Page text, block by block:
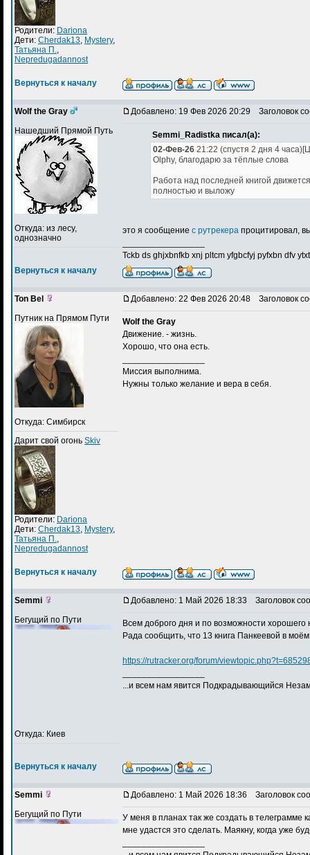
Родители: Dariona
Дети: Cherdak13 Mystery,
Татьяна П.
Nepredugadannost
Вернуться к началу
Wolf the Gray
Нашедший Прямой Путь
Откуда: из лесу,
однозначно
Добавлено: 19 Фев 2026 20:29 Заголовок
Semmi_Radistka писал(а):
02-Фев-2621:22 (спустя 2 дня 4
Olphy, благодарю за тёплые слова
Работа над последней книгой
полностью и выложу
это я сообщение с рутрекера процитировал,
Tckb ds ghjxbnfkb xnj pltcm yfgbcfyj pyfxbn dfv
Вернуться к началу
Ton Bel
Путник на Прямом Пути
Откуда: Симбирск
Дарит свой огонь Skiv
Родители: Dariona
Дети: Cherdak13 Mystery,
Татьяна П.
Nepredugadannost
Добавлено: 22 Фев 2026 20:48 Заголовок
Wolf the Gray
Движение. - жизнь.
Хорошо, что она есть.
Миссия выполнима.
Нужны только желание и вера в себя.
Вернуться к началу
Semmi
Бегущий по Пути
Откуда: Киев
Добавлено: 1 Май 2026 18:33 Заголовок
Всем доброго дня и по возможности хорошего
Рада сообщить, что 13 книга Панкеевой в
https://rutracker.org/forum/
...и всем нам явится Подкрадывающийся
Вернуться к началу
Semmi
Бегущий по Пути
Добавлено: 1 Май 2026 18:36 Заголовок
У меня в планах так же создать в телеграмме
мне удастся это сделать. Маякну, когда уже